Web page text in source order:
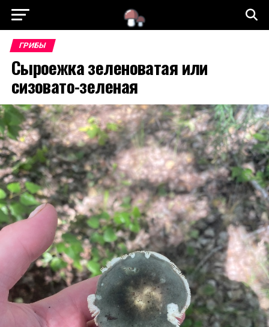
ГРИБЫ
Сыроежка зеленоватая или
сизовато-зеленая